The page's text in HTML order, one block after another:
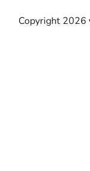
Copyright 2026